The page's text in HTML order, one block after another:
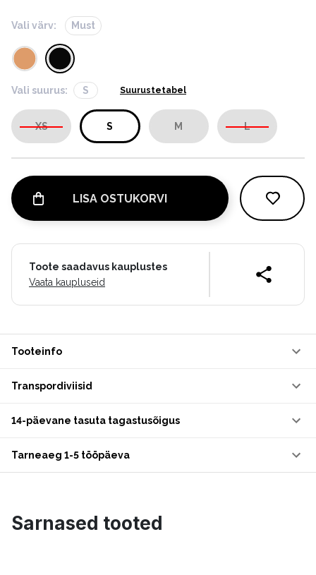
Vali värv: Must
Vali suurus: S Suurustetabel
XS S M L
LISA OSTUKORVI
Toote saadavus kauplustes
Vaata kaupluseid
Tooteinfo
Transpordiviisid
14-päevane tasuta tagastusõigus
Tarneaeg 1-5 tööpäeva
Sarnased tooted